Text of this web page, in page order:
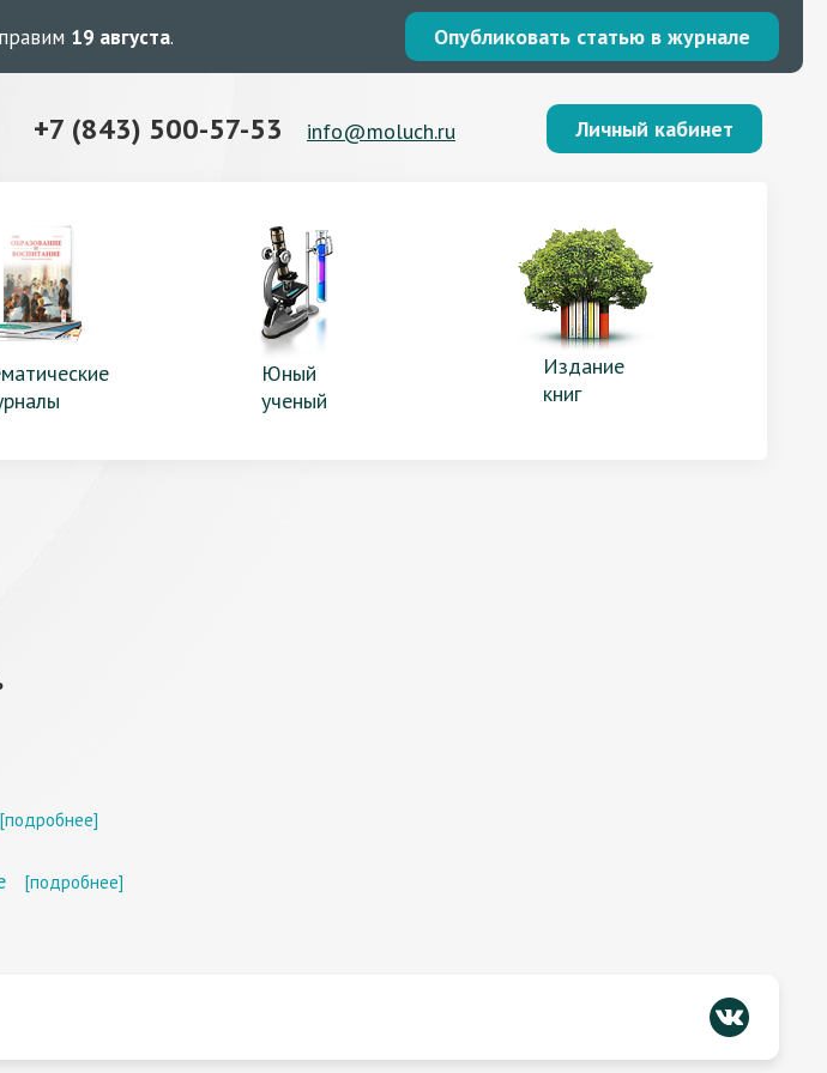
19 августа. Опубликовать статью в журнале
+7 (843) 500-57-53 info@moluch.ru Личный кабинет
Юный
ученый
Издание
книг
[подробнее]
[подробнее]